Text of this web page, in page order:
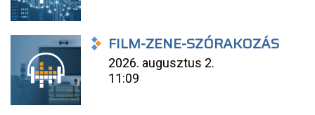
FILM-ZENE-SZÓRAKOZÁS
2026. augusztus 2.
11:09